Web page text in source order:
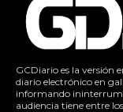
GCDiario es la versión
diario electrónico en
informando
audiencia tiene entre